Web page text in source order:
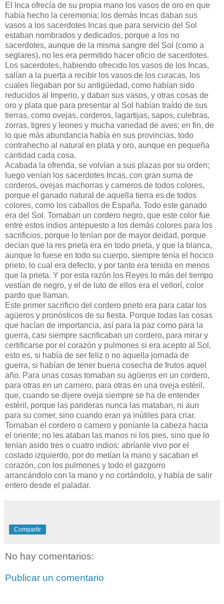
El Inca ofrecía de su propia mano los vasos de oro en que
había hecho la ceremonia; los demás Incas daban sus
vasos a los sacerdotes Incas que para servicio del Sol
estaban nombrados y dedicados, porque a los no
sacerdotes, aunque de la misma sangre del Sol (como a
seglares), no les era permitido hacer oficio de sacerdotes.
Los sacerdotes, habiendo ofrecido los vasos de los Incas,
salían a la puerta a recibir los vasos de los curacas, los
cuales llegaban por su antigüedad, como habían sido
reducidos al Imperio, y daban sus vasos, y otras cosas de
oro y plata que para presentar al Sol habían traído de sus
tierras, como ovejas, corderos, lagartijas, sapos, culebras,
zorras, tigres y leones y mucha variedad de aves; en fin, de
lo que más abundancia había en sus provincias, todo
contrahecho al natural en plata y oro, aunque en pequeña
cantidad cada cosa.
Acabada la ofrenda, se volvían a sus plazas por su orden;
luego venían los sacerdotes Incas, con gran suma de
corderos, ovejas machorras y carneros de todos colores,
porque el ganado natural de aquella tierra es de todos
colores, como los caballos de España. Todo este ganado
era del Sol. Tomaban un cordero negro, que este color fue
entre estos indios antepuesto a los demás colores para los
sacrificios, porque lo tenían por de mayor deidad, porque
decían que la res prieta era en todo prieta, y que la blanca,
aunque lo fuese en todo su cuerpo, siempre tenía el hocico
prieto, lo cual era defecto, y por tanto era tenida en menos
que la prieta. Y por esta razón los Reyes lo más del tiempo
vestían de negro, y el de luto de ellos era el vellorí, color
pardo que llaman.
Este primer sacrificio del cordero prieto era para catar los
agüeros y pronósticos de su fiesta. Porque todas las cosas
que hacían de importancia, así para la paz como para la
guerra, casi siempre sacrificaban un cordero, para mirar y
certificarse por el corazón y pulmones si era acepto al Sol,
esto es, si había de ser feliz o no aquella jornada de
guerra, si habían de tener buena cosecha de frutos aquel
año. Para unas cosas tomaban su agüeros en un cordero,
para otras en un carnero, para otras en una oveja estéril,
que, cuando se dijere oveja siempre se ha de entender
estéril, porque las parideras nunca las mataban, ni aun
para su comer, sino cuando eran ya inútiles para criar.
Tomaban el cordero o carnero y poníanle la cabeza hacia
el oriente; no les ataban las manos ni los pies, sino que lo
tenían asido tres o cuatro indios: abríanle vivo por el
costado izquierdo, por do metían la mano y sacaban el
corazón, con los pulmones y todo el gazgorro
arrancándolo con la mano y no cortándolo, y había de salir
entero desde el paladar.
Compartir
No hay comentarios:
Publicar un comentario